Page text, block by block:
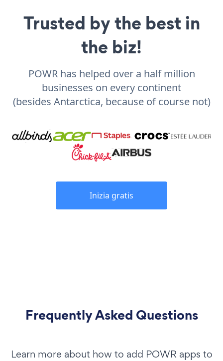
Trusted by the best in
the biz!
POWR has helped over a half million
businesses on every continent
(besides Antarctica, because of course not)
Inizia gratis
Frequently Asked Questions
Learn more about how to add POWR apps to